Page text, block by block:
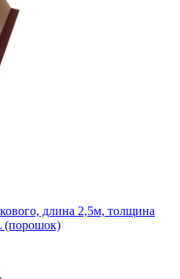
длина 2,5м, толщина
(порошок)